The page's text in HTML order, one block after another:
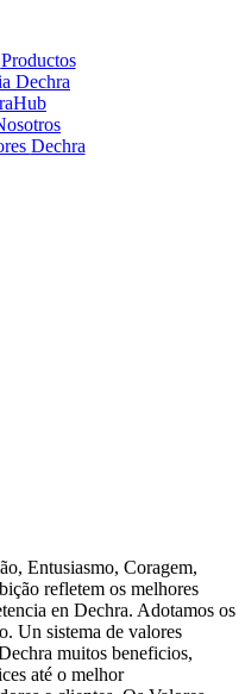
Productos
Dechra
Hub
Dechra
Entusiasmo, Coragem,
refletem os melhores
en Dechra. Adotamos os
Un sistema de valores
muitos beneficios,
até o melhor